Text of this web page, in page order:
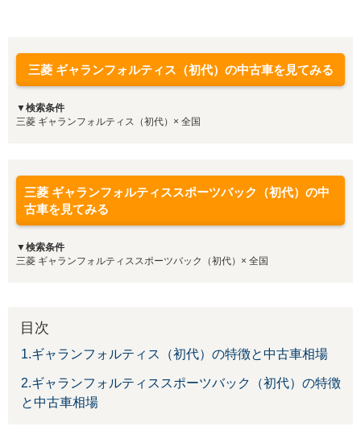
三菱 ギャランフォルティス（初代）の中古車を見てみる
▼検索条件
三菱 ギャランフォルティス（初代）× 全国
三菱 ギャランフォルティススポーツバック（初代）の中
古車を見てみる
▼検索条件
三菱 ギャランフォルティススポーツバック（初代）× 全国
目次
1.ギャランフォルティス（初代）の特徴と中古車相場
2.ギャランフォルティススポーツバック（初代）の特徴
と中古車相場